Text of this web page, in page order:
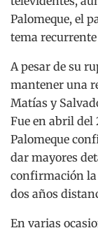
Palomeque, el
tema
A pesar de su
mantener una
Matías y
Fue en abril del
Palomeque
dar mayores
confirmación la
dos años
En varias